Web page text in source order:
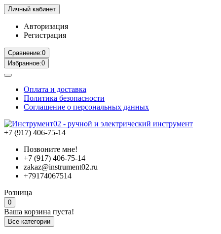
Личный кабинет
Авторизация
Регистрация
Сравнение:0
Избранное:0
Оплата и доставка
Политика безопасности
Соглашение о персональных данных
+7 (917) 406-75-14
Позвоните мне!
+7 (917) 406-75-14
zakaz@instrument02.ru
+79174067514
Розница
0
Ваша корзина пуста!
Все категории